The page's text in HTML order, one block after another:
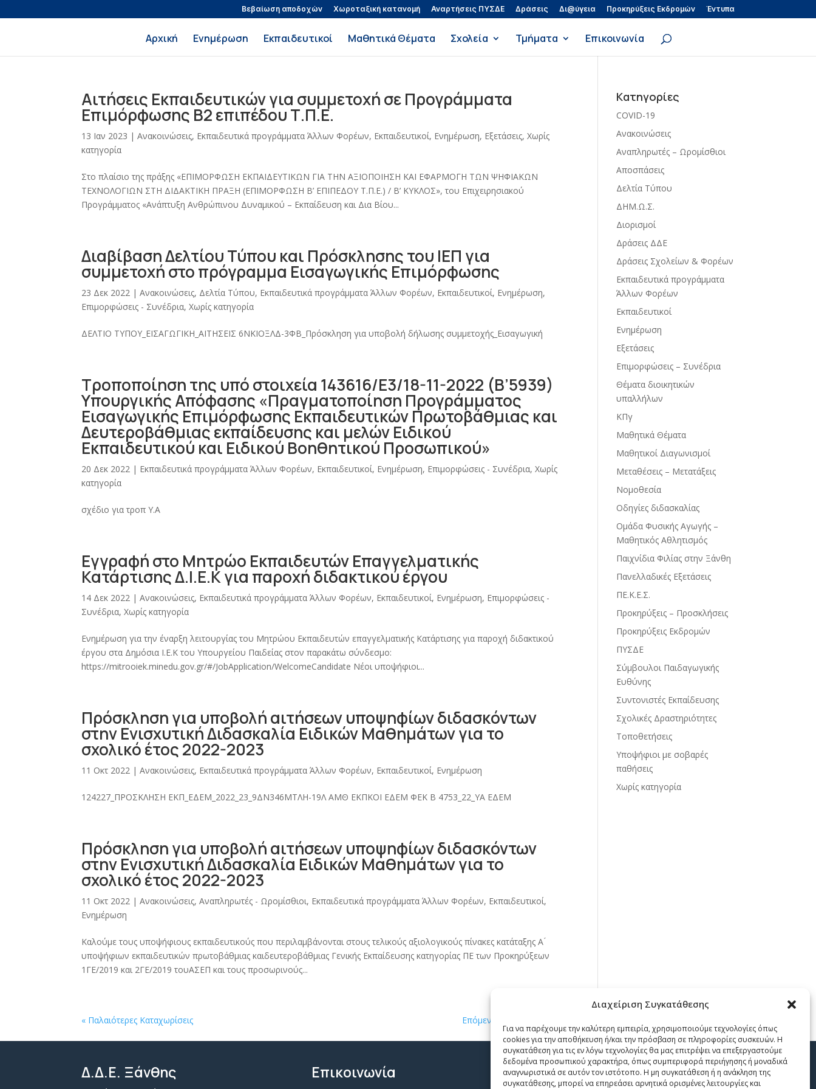
Διαχείριση Συγκατάθεσης
Για να παρέχουμε την καλύτερη εμπειρία, χρησιμοποιούμε τεχνολογίες όπως
cookies για την αποθήκευση ή/και την πρόσβαση σε πληροφορίες συσκευών. Η
συγκατάθεση για τις εν λόγω τεχνολογίες θα μας επιτρέψει να επεξεργαστούμε
δεδομένα προσωπικού χαρακτήρα, όπως συμπεριφορά περιήγησης ή μοναδικά
αναγνωριστικά σε αυτόν τον ιστότοπο. Η μη συγκατάθεση ή η ανάκληση της
συγκατάθεσης, μπορεί να επηρεάσει αρνητικά ορισμένες λειτουργίες και
Βεβαίωση αποδοχών Χωροταξική κατανομή Αναρτήσεις ΠΥΣΔΕ Δράσεις Δι@ύγεια Προκηρύξεις Εκδρομών Έντυπα
Αρχική Ενημέρωση Εκπαιδευτικοί Μαθητικά Θέματα Σχολεία Τμήματα Επικοινωνία
Αιτήσεις Εκπαιδευτικών για συμμετοχή σε Προγράμματα
Επιμόρφωσης Β2 επιπέδου Τ.Π.Ε.
13 Ιαν 2023 |Ανακοινώσεις, Εκπαιδευτικά προγράμματα Άλλων Φορέων, Εκπαιδευτικοί, Ενημέρωση, Εξετάσεις,Χωρίς
κατηγορία
Στο πλαίσιο της πράξης «ΕΠΙΜΟΡΦΩΣΗ ΕΚΠΑΙΔΕΥΤΙΚΩΝ ΓΙΑ ΤΗΝ ΑΞΙΟΠΟΙΗΣΗ ΚΑΙ ΕΦΑΡΜΟΓΗ ΤΩΝ ΨΗΦΙΑΚΩΝ
ΤΕΧΝΟΛΟΓΙΩΝ ΣΤΗ ΔΙΔΑΚΤΙΚΗ ΠΡΑΞΗ (ΕΠΙΜΟΡΦΩΣΗ Β’ ΕΠΙΠΕΔΟΥ Τ.Π.Ε.) / B’ ΚΥΚΛΟΣ», του Επιχειρησιακού
Προγράμματος «Ανάπτυξη Ανθρώπινου Δυναμικού – Εκπαίδευση και Δια Βίου...
Διαβίβαση Δελτίου Τύπου και Πρόσκλησης του ΙΕΠ για
συμμετοχή στο πρόγραμμα Εισαγωγικής Επιμόρφωσης
23 Δεκ 2022 |Ανακοινώσεις, Δελτία Τύπου, Εκπαιδευτικά προγράμματα Άλλων Φορέων, Εκπαιδευτικοί, Ενημέρωση,
Επιμορφώσεις - Συνέδρια,Χωρίς κατηγορία
ΔΕΛΤΙΟ ΤΥΠΟΥ_ΕΙΣΑΓΩΓΙΚΗ_ΑΙΤΗΣΕΙΣ 6ΝΚΙΟΞΛΔ-3ΦΒ_Πρόσκληση για υποβολή δήλωσης συμμετοχής_Εισαγωγική
Τροποποίηση της υπό στοιχεία 143616/Ε3/18-11-2022 (Β’5939)
Υπουργικής Απόφασης «Πραγματοποίηση Προγράμματος
Εισαγωγικής Επιμόρφωσης Εκπαιδευτικών Πρωτοβάθμιας και
Δευτεροβάθμιας εκπαίδευσης και μελών Ειδικού
Εκπαιδευτικού και Ειδικού Βοηθητικού Προσωπικού»
20 Δεκ 2022 | Εκπαιδευτικά προγράμματα Άλλων Φορέων, Εκπαιδευτικοί, Ενημέρωση, Επιμορφώσεις - Συνέδρια,Χωρίς
κατηγορία
σχέδιο για τροπ Υ.Α
Εγγραφή στο Μητρώο Εκπαιδευτών Επαγγελματικής
Κατάρτισης Δ.Ι.Ε.Κ για παροχή διδακτικού έργου
14 Δεκ 2022 |Ανακοινώσεις, Εκπαιδευτικά προγράμματα Άλλων Φορέων, Εκπαιδευτικοί, Ενημέρωση, Επιμορφώσεις -
Συνέδρια,Χωρίς κατηγορία
Ενημέρωση για την έναρξη λειτουργίας του Μητρώου Εκπαιδευτών επαγγελματικής Κατάρτισης για παροχή διδακτικού
έργου στα Δημόσια Ι.Ε.Κ του Υπουργείου Παιδείας στον παρακάτω σύνδεσμο:
https://mitrooiek.minedu.gov.gr/#/JobApplication/WelcomeCandidate Νέοι υποψήφιοι...
Πρόσκληση για υποβολή αιτήσεων υποψηφίων διδασκόντων
στην Ενισχυτική Διδασκαλία Ειδικών Μαθημάτων για το
σχολικό έτος 2022-2023
11 Οκτ 2022 |Ανακοινώσεις, Εκπαιδευτικά προγράμματα Άλλων Φορέων, Εκπαιδευτικοί, Ενημέρωση
124227_ΠΡΟΣΚΛΗΣΗ ΕΚΠ_ΕΔΕΜ_2022_23_9ΔΝ346ΜΤΛΗ-19Λ ΑΜΘ ΕΚΠΚΟΙ ΕΔΕΜ ΦΕΚ Β 4753_22_ΥΑ ΕΔΕΜ
Πρόσκληση για υποβολή αιτήσεων υποψηφίων διδασκόντων
στην Ενισχυτική Διδασκαλία Ειδικών Μαθημάτων για το
σχολικό έτος 2022-2023
11 Οκτ 2022 |Ανακοινώσεις,Αναπληρωτές - Ωρομίσθιοι, Εκπαιδευτικά προγράμματα Άλλων Φορέων, Εκπαιδευτικοί,
Ενημέρωση
Καλούμε τους υποψήφιους εκπαιδευτικούς που περιλαμβάνονται στους τελικούς αξιολογικούς πίνακες κατάταξης Α ́
υποψήφιων εκπαιδευτικών πρωτοβάθμιας καιδευτεροβάθμιας Γενικής Εκπαίδευσης κατηγορίας ΠΕ των Προκηρύξεων
1ΓΕ/2019 και 2ΓΕ/2019 τουΑΣΕΠ και τους προσωρινούς...
« Παλαιότερες Καταχωρίσεις Επόμενες Καταχωρίσεις »
Kατηγορίες
COVID-19
Ανακοινώσεις
Αναπληρωτές – Ωρομίσθιοι
Αποσπάσεις
Δελτία Τύπου
ΔΗΜ.Ω.Σ.
Διορισμοί
Δράσεις ΔΔΕ
Δράσεις Σχολείων & Φορέων
Εκπαιδευτικά προγράμματα
Άλλων Φορέων
Εκπαιδευτικοί
Ενημέρωση
Εξετάσεις
Επιμορφώσεις – Συνέδρια
Θέματα διοικητικών
υπαλλήλων
ΚΠγ
Μαθητικά Θέματα
Μαθητικοί Διαγωνισμοί
Μεταθέσεις – Μετατάξεις
Νομοθεσία
Οδηγίες διδασκαλίας
Ομάδα Φυσικής Αγωγής –
Μαθητικός Αθλητισμός
Παιχνίδια Φιλίας στην Ξάνθη
Πανελλαδικές Εξετάσεις
ΠΕ.Κ.Ε.Σ.
Προκηρύξεις – Προσκλήσεις
Προκηρύξεις Εκδρομών
ΠΥΣΔΕ
Σύμβουλοι Παιδαγωγικής
Ευθύνης
Συντονιστές Εκπαίδευσης
Σχολικές Δραστηριότητες
Τοποθετήσεις
Υποψήφιοι με σοβαρές
παθήσεις
Χωρίς κατηγορία
Δ.Δ.Ε. Ξάνθης Επικοινωνία
Σχετικά